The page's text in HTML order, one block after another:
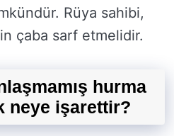
Rüya sahibi,
çaba sarf etmelidir.
hurma
neye işarettir?